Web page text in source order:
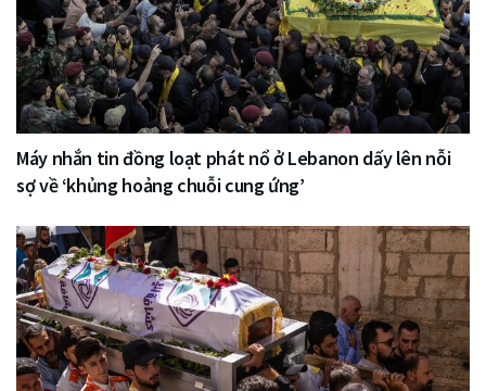
Máy nhắn tin đồng loạt phát nổ ở Lebanon dấy lên nỗi
sợ về ‘khủng hoảng chuỗi cung ứng’